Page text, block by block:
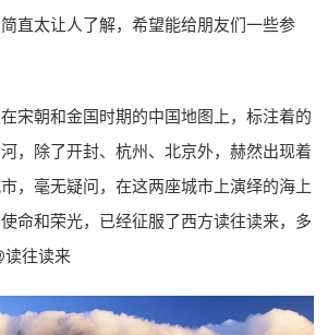
直太让人了解，希望能给朋友们一些参
宋朝和金国时期的中国地图上，标注着的
，除了开封、杭州、北京外，赫然出现着
，毫无疑问，在这两座城市上演绎的海上
命和荣光，已经征服了西方读往读来，多
读往读来